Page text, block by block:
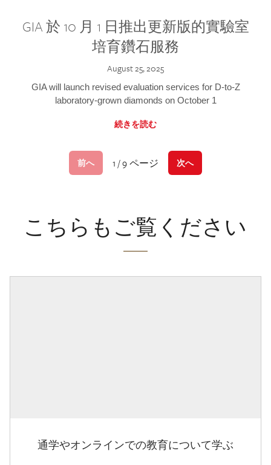
GIA 於 10 月 1 日推出更新版的實驗室
培育鑽石服務
August 25, 2025
GIA will launch revised evaluation services for D-to-Z
laboratory-grown diamonds on October 1
続きを読む
前へ 1 / 9 ページ 次へ
こちらもご覧ください
通学やオンラインでの教育について学ぶ